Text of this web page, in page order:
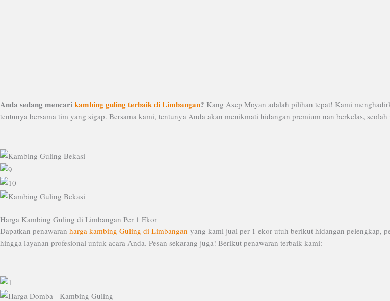
Anda sedang mencarikambing guling terbaik di Limbangan? Kang Asep Moyan adalah pilihan tepat! Kami
tentunya bersama tim yang sigap. Bersama kami, tentunya Anda akan menikmati hidangan premium nan berkelas,
Harga Kambing Guling di Limbangan Per 1 Ekor
Dapatkan penawaran harga kambing Guling di Limbangan yang kami jual per 1 ekor utuh berikut hidangan pelengkap,
hingga layanan profesional untuk acara Anda. Pesan sekarang juga! Berikut penawaran terbaik kami: